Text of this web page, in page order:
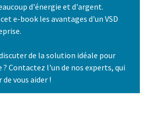
d'énergie et d'argent.
e-book les avantages d'un VSD
de la solution idéale pour
Contactez l'un de nos experts, qui
vous aider !